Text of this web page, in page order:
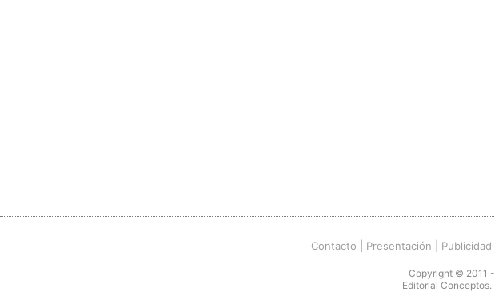
Contacto Presentación Publicidad
Copyright © 2011
Editorial